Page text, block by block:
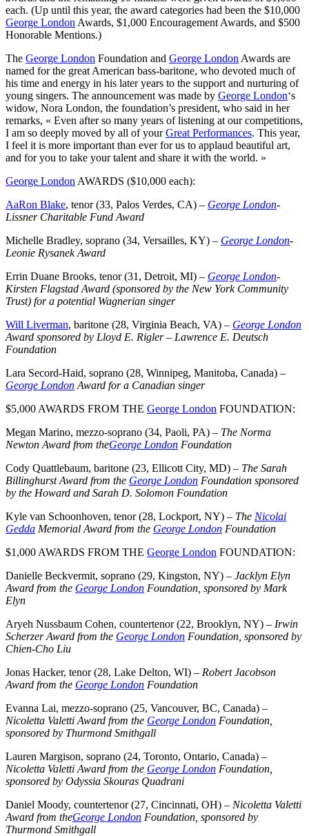
each. (Up until this year, the award categories had been the $10,000
George London Awards, $1,000 Encouragement Awards, and $500
Honorable Mentions.)
The George London Foundation and George London Awards are
named for the great American bass-baritone, who devoted much of
his time and energy in his later years to the support and nurturing of
young singers. The announcement was made by George London‘s
widow, Nora London, the foundation’s president, who said in her
remarks, « Even after so many years of listening at our competitions,
I am so deeply moved by all of yourGreat Performances. This year,
I feel it is more important than ever for us to applaud beautiful art,
and for you to take your talent and share it with the world. »
George London AWARDS ($10,000 each):
AaRon Blake, tenor (33, Palos Verdes, CA) – George London-
Lissner Charitable Fund Award
Michelle Bradley, soprano (34, Versailles, KY) – George London-
Leonie Rysanek Award
Errin Duane Brooks, tenor (31, Detroit, MI) – George London-
Kirsten Flagstad Award (sponsored by the New York Community
Trust) for a potential Wagnerian singer
Will Liverman, baritone (28, Virginia Beach, VA) – George London
Award sponsored by Lloyd E. Rigler – Lawrence E. Deutsch
Foundation
Lara Secord-Haid, soprano (28, Winnipeg, Manitoba, Canada) –
George London Award for a Canadian singer
$5,000 AWARDS FROM THE George London FOUNDATION:
Megan Marino, mezzo-soprano (34, Paoli, PA) – The Norma
Newton Award from theGeorge London Foundation
Cody Quattlebaum, baritone (23, Ellicott City, MD) – The Sarah
Billinghurst Award from the George London Foundation sponsored
by the Howard and Sarah D. Solomon Foundation
Kyle van Schoonhoven, tenor (28, Lockport, NY) – The Nicolai
Gedda Memorial Award from the George London Foundation
$1,000 AWARDS FROM THE George London FOUNDATION:
Danielle Beckvermit, soprano (29, Kingston, NY) – Jacklyn Elyn
Award from the George London Foundation, sponsored by Mark
Elyn
Aryeh Nussbaum Cohen, countertenor (22, Brooklyn, NY) – Irwin
Scherzer Award from the George London Foundation, sponsored by
Chien-Cho Liu
Jonas Hacker, tenor (28, Lake Delton, WI) – Robert Jacobson
Award from the George London Foundation
Evanna Lai, mezzo-soprano (25, Vancouver, BC, Canada) –
Nicoletta Valetti Award from the George London Foundation,
sponsored by Thurmond Smithgall
Lauren Margison, soprano (24, Toronto, Ontario, Canada) –
Nicoletta Valetti Award from the George London Foundation,
sponsored by Odyssia Skouras Quadrani
Daniel Moody, countertenor (27, Cincinnati, OH) – Nicoletta Valetti
Award from theGeorge London Foundation, sponsored by
Thurmond Smithgall